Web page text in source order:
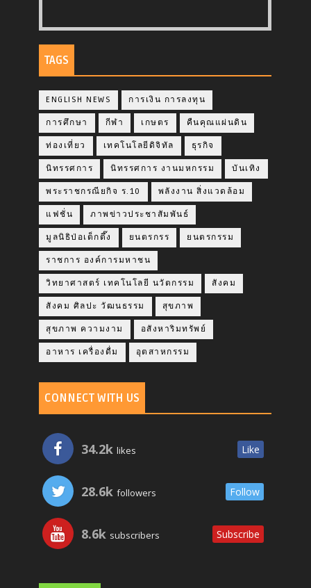
TAGS
ENGLISH NEWS การเงิน การลงทุน
การศึกษา กีฬา เกษตร คืนคุณแผ่นดิน
ท่องเที่ยว เทคโนโลยีดิจิทัล ธุรกิจ
นิทรรศการ นิทรรศการ งานมหกรรม บันเทิง
พระราชกรณียกิจ ร.10 พลังงาน สิ่งแวดล้อม
แฟชั่น ภาพข่าวประชาสัมพันธ์
มูลนิธิป่อเต็กตึ๊ง ยนตรกรร ยนตรกรรม
ราชการ องค์การมหาชน
วิทยาศาสตร์ เทคโนโลยี นวัตกรรม สังคม
สังคม ศิลปะ วัฒนธรรม สุขภาพ
สุขภาพ ความงาม อสังหาริมทรัพย์
อาหาร เครื่องดื่ม อุตสาหกรรม
CONNECT WITH US
34.2k likes Like
28.6k followers Follow
8.6k subscribers Subscribe